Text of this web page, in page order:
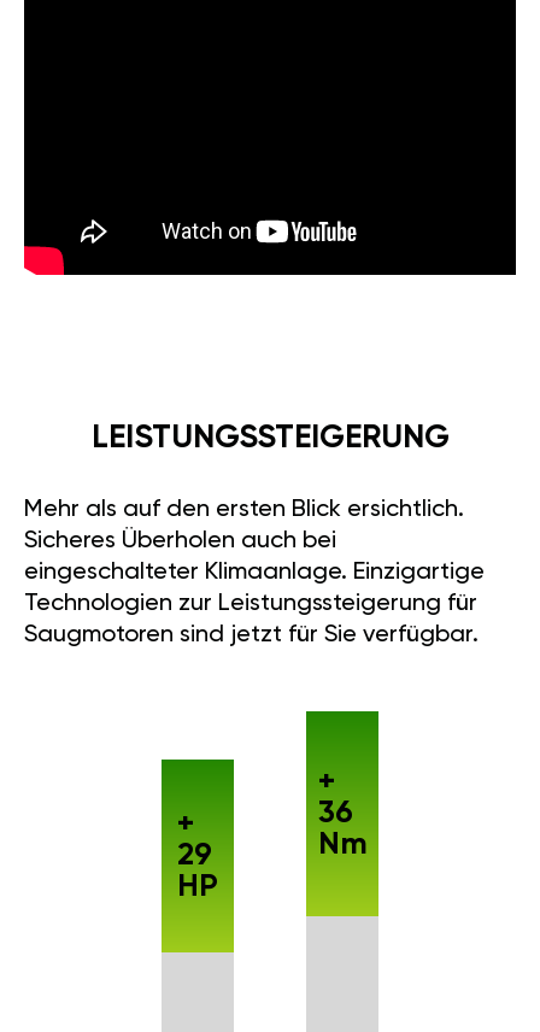
LEISTUNGSSTEIGERUNG
Mehr als auf den ersten Blick ersichtlich.
Sicheres Überholen auch bei
eingeschalteter Klimaanlage. Einzigartige
Technologien zur Leistungssteigerung für
Saugmotoren sind jetzt für Sie verfügbar.
+
29
HP
+
36
Nm